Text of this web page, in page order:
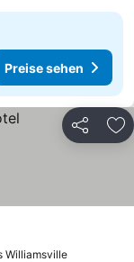
Preise sehen
Teilen
sehen
Williamsville